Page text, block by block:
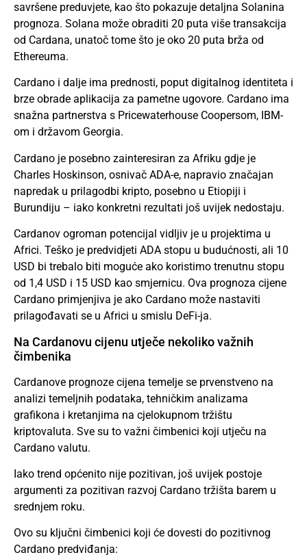
savršene preduvjete, kao što pokazuje detaljna Solanina
prognoza. Solana može obraditi 20 puta više transakcija
od Cardana, unatoč tome što je oko 20 puta brža od
Ethereuma.
Cardano i dalje ima prednosti, poput digitalnog identiteta i
brze obrade aplikacija za pametne ugovore. Cardano ima
snažna partnerstva s Pricewaterhouse Coopersom, IBM-
om i državom Georgia.
Cardano je posebno zainteresiran za Afriku gdje je
Charles Hoskinson, osnivač ADA-e, napravio značajan
napredak u prilagodbi kripto, posebno u Etiopiji i
Burundiju – iako konkretni rezultati još uvijek nedostaju.
Cardanov ogroman potencijal vidljiv je u projektima u
Africi. Teško je predvidjeti ADA stopu u budućnosti, ali 10
USD bi trebalo biti moguće ako koristimo trenutnu stopu
od 1,4 USD i 15 USD kao smjernicu. Ova prognoza cijene
Cardano primjenjiva je ako Cardano može nastaviti
prilagođavati se u Africi u smislu DeFi-ja.
Na Cardanovu cijenu utječe nekoliko važnih
čimbenika
Cardanove prognoze cijena temelje se prvenstveno na
analizi temeljnih podataka, tehničkim analizama
grafikona i kretanjima na cjelokupnom tržištu
kriptovaluta. Sve su to važni čimbenici koji utječu na
Cardano valutu.
Iako trend općenito nije pozitivan, još uvijek postoje
argumenti za pozitivan razvoj Cardano tržišta barem u
srednjem roku.
Ovo su ključni čimbenici koji će dovesti do pozitivnog
Cardano predviđanja: